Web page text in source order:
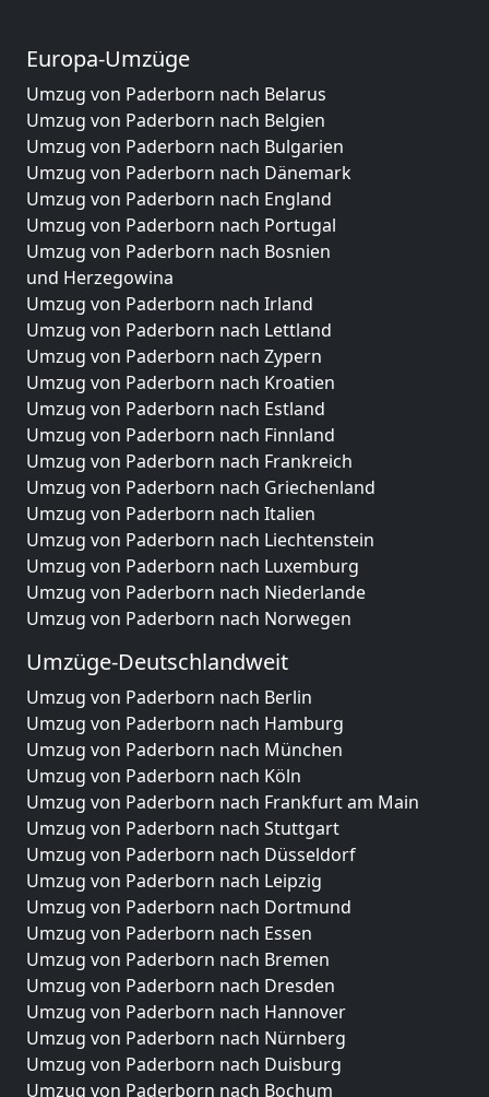
Europa-Umzüge
Umzug von Paderborn nach Belarus
Umzug von Paderborn nach Belgien
Umzug von Paderborn nach Bulgarien
Umzug von Paderborn nach Dänemark
Umzug von Paderborn nach England
Umzug von Paderborn nach Portugal
Umzug von Paderborn nach Bosnien
und Herzegowina
Umzug von Paderborn nach Irland
Umzug von Paderborn nach Lettland
Umzug von Paderborn nach Zypern
Umzug von Paderborn nach Kroatien
Umzug von Paderborn nach Estland
Umzug von Paderborn nach Finnland
Umzug von Paderborn nach Frankreich
Umzug von Paderborn nach Griechenland
Umzug von Paderborn nach Italien
Umzug von Paderborn nach Liechtenstein
Umzug von Paderborn nach Luxemburg
Umzug von Paderborn nach Niederlande
Umzug von Paderborn nach Norwegen
Umzüge-Deutschlandweit
Umzug von Paderborn nach Berlin
Umzug von Paderborn nach Hamburg
Umzug von Paderborn nach München
Umzug von Paderborn nach Köln
Umzug von Paderborn nach Frankfurt am Main
Umzug von Paderborn nach Stuttgart
Umzug von Paderborn nach Düsseldorf
Umzug von Paderborn nach Leipzig
Umzug von Paderborn nach Dortmund
Umzug von Paderborn nach Essen
Umzug von Paderborn nach Bremen
Umzug von Paderborn nach Dresden
Umzug von Paderborn nach Hannover
Umzug von Paderborn nach Nürnberg
Umzug von Paderborn nach Duisburg
Umzug von Paderborn nach Bochum